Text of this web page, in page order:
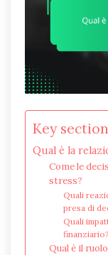
Key
Qual è la
Come le
stress?
Quali
presa di
Quali
finanziario?
Qual è il